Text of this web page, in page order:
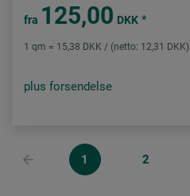
fra 125,00 DKK *
1 qm = 15,38 DKK / (netto: 12,31 DKK)
plus forsendelse
1 2